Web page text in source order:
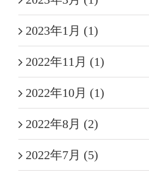
2023年1月 (1)
2022年11月 (1)
2022年10月 (1)
2022年8月 (2)
2022年7月 (5)